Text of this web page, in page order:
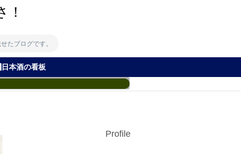
！
たブログです。
日本酒の看板
Profile